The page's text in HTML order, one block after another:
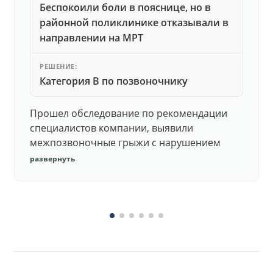
Беспокоили боли в пояснице, но в
районной поликлинике отказывали в
направлении на МРТ
РЕШЕНИЕ:
Категория В по позвоночнику
Прошел обследование по рекомендации
специалистов компании, выявили
межпозвоночные грыжи с нарушением
функций. Юристы подготовили документы,
развернуть